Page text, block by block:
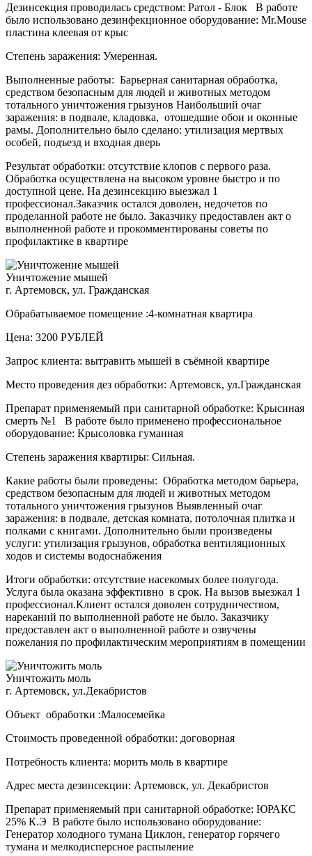
Дезинсекция проводилась средством: Ратол - Блок В работе
было использовано дезинфекционное оборудование: Mr.Mouse
пластина клеевая от крыс
Степень заражения: Умеренная.
Выполненные работы: Барьерная санитарная обработка,
средством безопасным для людей и животных методом
тотального уничтожения грызунов Наибольший очаг
заражения: в подвале, кладовка, отошедшие обои и оконные
рамы. Дополнительно было сделано: утилизация мертвых
особей, подъезд и входная дверь
Результат обработки: отсутствие клопов с первого раза.
Обработка осуществлена на высоком уровне быстро и по
доступной цене. На дезинсекцию выезжал 1
профессионал.Заказчик остался доволен, недочетов по
проделанной работе не было. Заказчику предоставлен акт о
выполненной работе и прокомментированы советы по
профилактике в квартире
Уничтожение мышей
г. Артемовск, ул. Гражданская
Обрабатываемое помещение :4-комнатная квартира
Цена: 3200 РУБЛЕЙ
Запрос клиента: вытравить мышей в съёмной квартире
Место проведения дез обработки: Артемовск, ул.Гражданская
Препарат применяемый при санитарной обработке: Крысиная
смерть №1 В работе было применено профессиональное
оборудование: Крысоловка гуманная
Степень заражения квартиры: Сильная.
Какие работы были проведены: Обработка методом барьера,
средством безопасным для людей и животных методом
тотального уничтожения грызунов Выявленный очаг
заражения: в подвале, детская комната, потолочная плитка и
полками с книгами. Дополнительно были произведены
услуги: утилизация грызунов, обработка вентиляционных
ходов и системы водоснабжения
Итоги обработки: отсутствие насекомых более полугода.
Услуга была оказана эффективно в срок. На вызов выезжал 1
профессионал.Клиент остался доволен сотрудничеством,
нареканий по выполненной работе не было. Заказчику
предоставлен акт о выполненной работе и озвучены
пожелания по профилактическим мероприятиям в помещении
Уничтожить моль
г. Артемовск, ул.Декабристов
Объект обработки :Малосемейка
Стоимость проведенной обработки: договорная
Потребность клиента: морить моль в квартире
Адрес места дезинсекции: Артемовск, ул. Декабристов
Препарат применяемый при санитарной обработке: ЮРАКС
25% К.Э В работе было использовано оборудование:
Генератор холодного тумана Циклон, генератор горячего
тумана и мелкодисперсное распыление